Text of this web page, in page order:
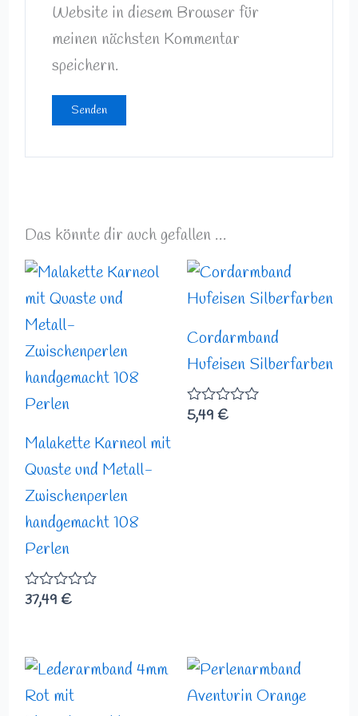
Website in diesem Browser für
meinen nächsten Kommentar
speichern.
Das könnte dir auch gefallen …
Malakette Karneol mit
Quaste und Metall-
Zwischenperlen
handgemacht 108
Perlen
Bewertet
mit
37,49 €
Cordarmband
Hufeisen Silberfarben
Bewertet
mit
5,49 €
bis